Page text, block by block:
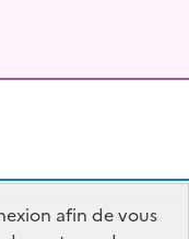
afin de vous